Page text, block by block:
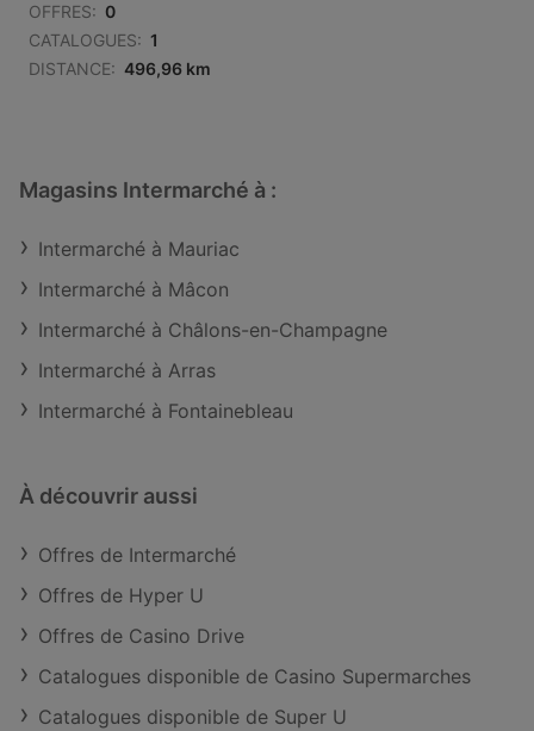
OFFRES: 0
CATALOGUES: 1
DISTANCE: 496,96 km
Magasins Intermarché à :
Intermarché à Mauriac
Intermarché à Mâcon
Intermarché à Châlons-en-Champagne
Intermarché à Arras
Intermarché à Fontainebleau
À découvrir aussi
Offres de Intermarché
Offres de Hyper U
Offres de Casino Drive
Catalogues disponible de Casino Supermarches
Catalogues disponible de Super U